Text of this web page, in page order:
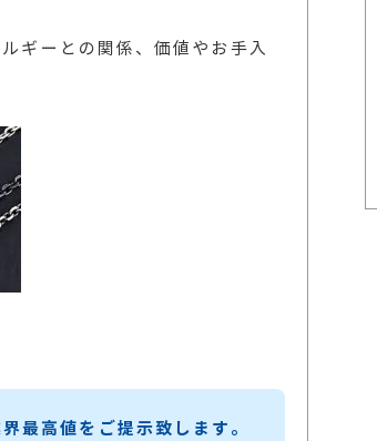
ギーとの関係、価値やお手入
最高値をご提示致します。